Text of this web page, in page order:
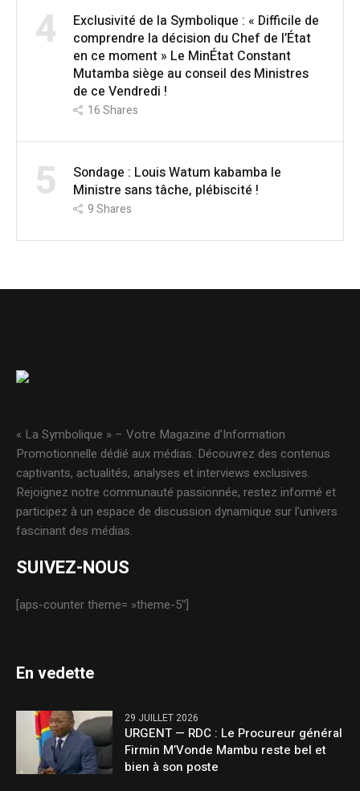
4
Exclusivité de la Symbolique : « Difficile de
comprendre la décision du Chef de l’État
en ce moment » Le MinÉtat Constant
Mutamba siège au conseil des Ministres
de ce Vendredi !
16Shares
5
Sondage : Louis Watum kabamba le
Ministre sans tâche, plébiscité !
9Shares
« La Symbolique » – Votre Magazine d’Information
Promotionnelle dédié aux médias. Découvrez des contenus
captivants, actualités, analyses et interviews exclusives.
Rejoignez notre communauté passionnée, restez informé et
participez à un espace de discussion dynamique sur l’univers
fascinant des médias.
SUIVEZ-NOUS
[aps-counter theme= »theme-5″]
En vedette
29 JUILLET 2026
URGENT — RDC : Le Procureur général
Firmin M’Vonde Mambu reste bel et
bien à son poste